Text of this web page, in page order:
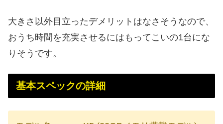
大きさ以外目立ったデメリットはなさそうなので、
おうち時間を充実させるにはもってこいの1台にな
りそうです。
基本スペックの詳細